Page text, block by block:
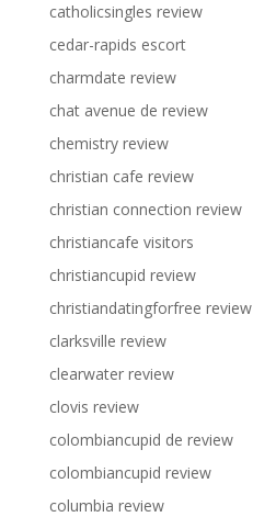
catholicsingles review
cedar-rapids escort
charmdate review
chat avenue de review
chemistry review
christian cafe review
christian connection review
christiancafe visitors
christiancupid review
christiandatingforfree review
clarksville review
clearwater review
clovis review
colombiancupid de review
colombiancupid review
columbia review